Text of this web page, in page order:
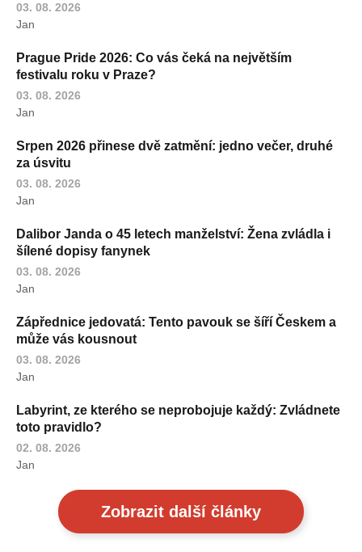
03. 08. 2026
Jan
Prague Pride 2026: Co vás čeká na největším
festivalu roku v Praze?
03. 08. 2026
Jan
Srpen 2026 přinese dvě zatmění: jedno večer, druhé
za úsvitu
03. 08. 2026
Jan
Dalibor Janda o 45 letech manželství: Žena zvládla i
šílené dopisy fanynek
03. 08. 2026
Jan
Zápřednice jedovatá: Tento pavouk se šíří Českem a
může vás kousnout
03. 08. 2026
Jan
Labyrint, ze kterého se neprobojuje každý: Zvládnete
toto pravidlo?
02. 08. 2026
Jan
Zobrazit další články